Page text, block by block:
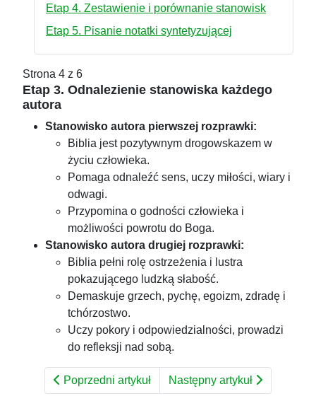
Etap 4. Zestawienie i porównanie stanowisk
Etap 5. Pisanie notatki syntetyzującej
Strona 4 z 6
Etap 3. Odnalezienie stanowiska każdego
autora
Stanowisko autora pierwszej rozprawki:
Biblia jest pozytywnym drogowskazem w
życiu człowieka.
Pomaga odnaleźć sens, uczy miłości, wiary i
odwagi.
Przypomina o godności człowieka i
możliwości powrotu do Boga.
Stanowisko autora drugiej rozprawki:
Biblia pełni rolę ostrzeżenia i lustra
pokazującego ludzką słabość.
Demaskuje grzech, pychę, egoizm, zdradę i
tchórzostwo.
Uczy pokory i odpowiedzialności, prowadzi
do refleksji nad sobą.
Poprzedni artykuł Następny artykuł